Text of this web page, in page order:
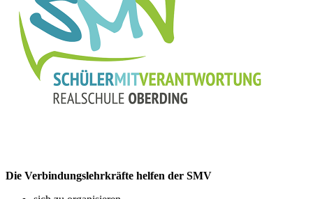
Die Verbindungslehrkräfte helfen der SMV